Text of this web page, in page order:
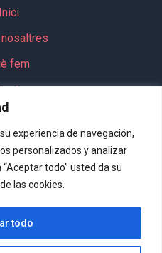
experiencia de navegación,
personalizados y analizar
todo” usted da su
las cookies.
todo
Inici
fem
escolar